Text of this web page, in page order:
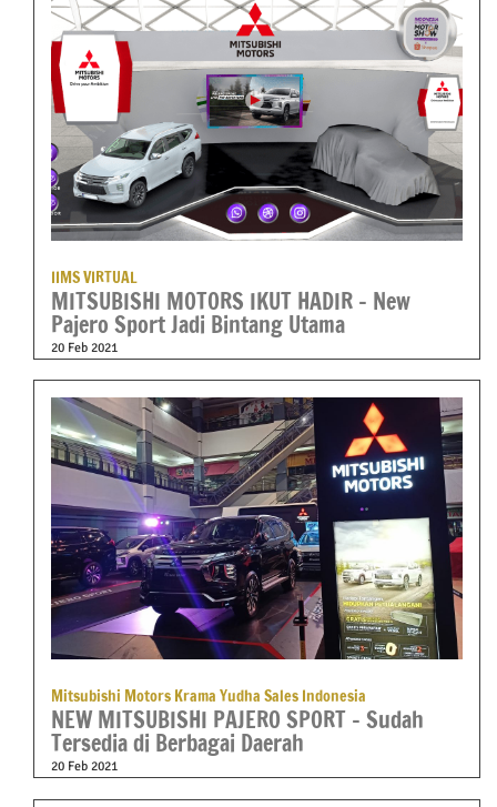
IIMS VIRTUAL
MITSUBISHI MOTORS IKUT HADIR – New
Pajero Sport Jadi Bintang Utama
20 Feb 2021
Mitsubishi Motors Krama Yudha Sales Indonesia
NEW MITSUBISHI PAJERO SPORT – Sudah
Tersedia di Berbagai Daerah
20 Feb 2021